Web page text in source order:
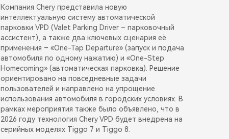
Компания Chery представила новую
интеллектуальную систему автоматической
парковки VPD (Valet Parking Driver – парковочный
ассистент), а также два ключевых сценария её
применения – «One-Tap Departure» (запуск и подача
автомобиля по одному нажатию) и «One-Step
Homecoming» (автоматическая парковка). Решение
ориентировано на повседневные задачи
пользователей и направлено на упрощение
использования автомобиля в городских условиях. В
рамках мероприятия также было объявлено, что в
2026 году технология Chery VPD будет внедрена на
серийных моделях Tiggo 7 и Tiggo 8.